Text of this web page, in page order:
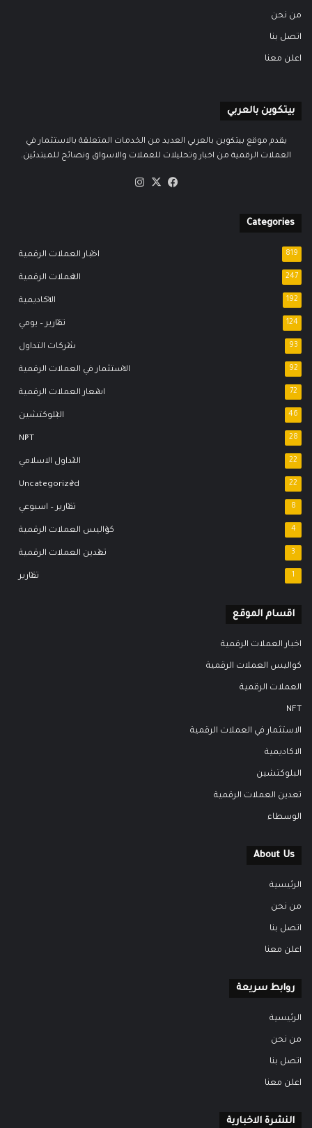
من نحن
اتصل بنا
اعلن معنا
بيتكوين بالعربي
يقدم موقع بيتكوين بالعربي العديد من الخدمات المتعلقة بالاستثمار في
العملات الرقمية من اخبار وتحليلات للعملات والاسواق ونصائح للمبتدئين.
فيسبوك
‫X
Categories
اخبار العملات الرقمية 819
العملات الرقمية 247
الاكاديمية 192
تقارير – يومي 124
شركات التداول 93
الاستثمار في العملات الرقمية 92
اسعار العملات الرقمية 72
البلوكتشين 46
NFT 28
التداول الاسلامي 22
Uncategorized 22
تقارير – اسبوعي 8
كواليس العملات الرقمية 4
تعدين العملات الرقمية 3
تقارير 1
اقسام الموقع
اخبار العملات الرقمية
كواليس العملات الرقمية
العملات الرقمية
NFT
الاستثمار في العملات الرقمية
الاكاديمية
البلوكتشين
تعدين العملات الرقمية
الوسطاء
About Us
الرئيسية
من نحن
اتصل بنا
اعلن معنا
روابط سريعة
الرئيسية
من نحن
اتصل بنا
اعلن معنا
النشرة الاخبارية